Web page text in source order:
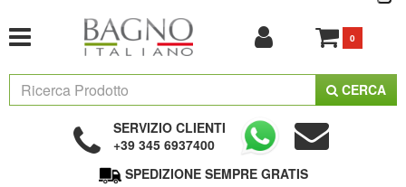
0
CERCA
SERVIZIO CLIENTI
+39 345 6937400
SPEDIZIONE SEMPRE GRATIS